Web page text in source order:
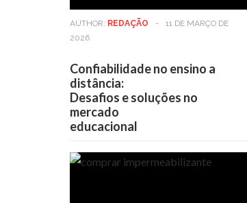
AUTHOR: REDAÇÃO -
11 DE MARÇO DE
2026
Confiabilidade no ensino a
distância:
Desafios e soluções no
mercado
educacional